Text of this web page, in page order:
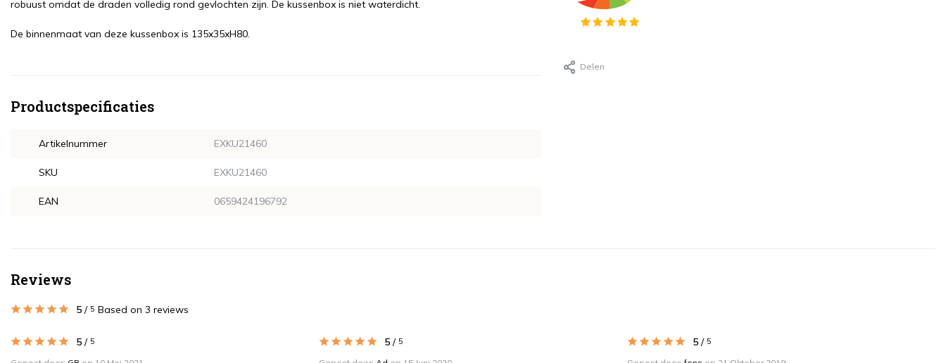
robuust omdat de draden volledig rond gevlochten zijn. De kussenbox is niet waterdicht.
De binnenmaat van deze kussenbox is 135x35xH80.
Productspecificaties
Artikelnummer EXKU21460
SKU EXKU21460
EAN 0659424196792
Delen
Reviews
5 / 5 Based on 3 reviews
5 / 5 5 / 5 5 / 5